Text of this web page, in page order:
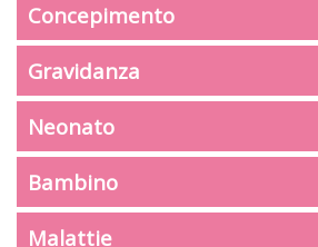
Concepimento
Gravidanza
Neonato
Bambino
Malattie